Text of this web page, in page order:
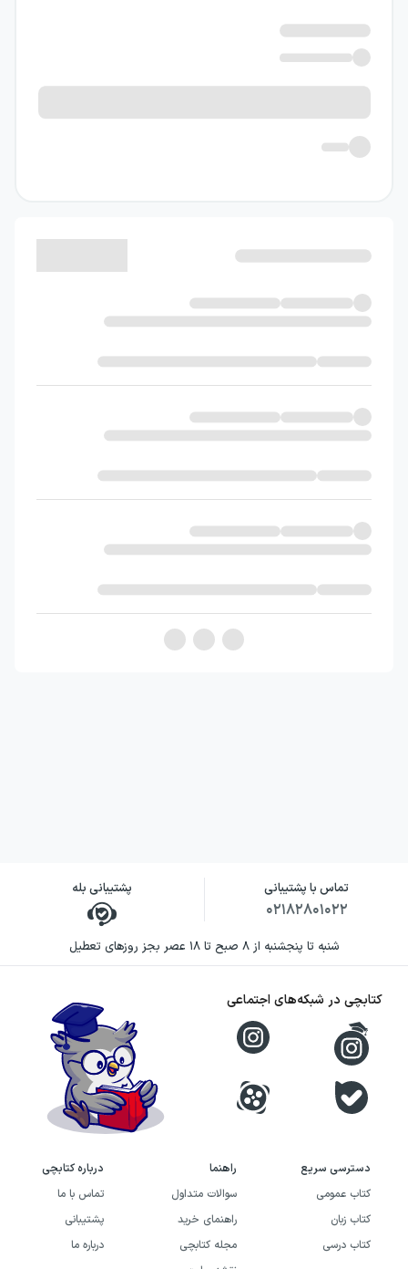
تماس با پشتیبانی
۰۲۱۸۲۸۰۱۰۲۲
پشتیبانی بله
شنبه تا پنجشنبه از ۸ صبح تا ۱۸ عصر بجز روزهای تعطیل
دسترسی سریع
کتاب عمومی
کتاب زبان
کتاب درسی
راهنما
سوالات متداول
راهنمای خرید
مجله کتابچی
درباره کتابچی
تماس با ما
پشتیبانی
درباره ما
کتابچی در شبکه‌های اجتماعی